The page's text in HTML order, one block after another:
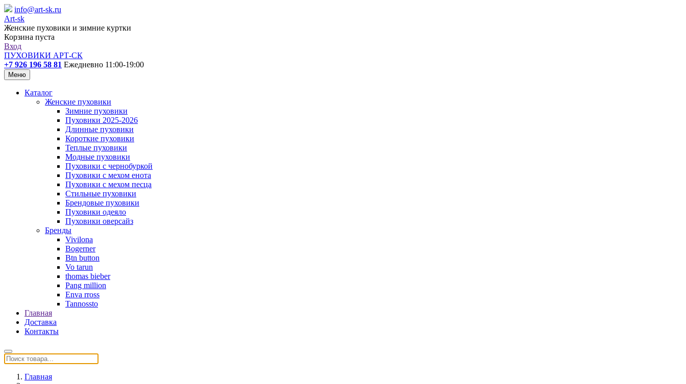
info@art-sk.ru
Art-sk
Женские пуховики и зимние куртки
Корзина пуста
Вход
ПУХОВИКИ АРТ-СК
+7 926 196 58 81 Ежедневно 11:00-19:00
Меню
Каталог
Женские пуховики
Зимние пуховики
Пуховики 2025-2026
Длинные пуховики
Короткие пуховики
Теплые пуховики
Модные пуховики
Пуховики с чернобуркой
Пуховики с мехом енота
Пуховики с мехом песца
Стильные пуховики
Брендовые пуховики
Пуховики одеяло
Пуховики оверсайз
Бренды
Vivilona
Bogerner
Btn button
Vo tarun
thomas bieber
Pang million
Enva rross
Tannossto
Главная
Доставка
Контакты
Главная